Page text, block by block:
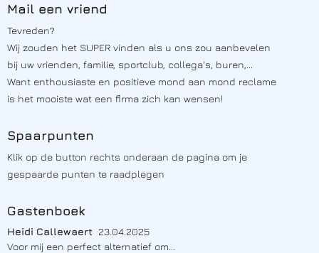
Mail een vriend
Tevreden?
Wij zouden het SUPER vinden als u ons zou aanbevelen
bij uw vrienden, familie, sportclub, collega's, buren,...
Want enthousiaste en positieve mond aan mond reclame
is het mooiste wat een firma zich kan wensen!
Spaarpunten
Klik op de button rechts onderaan de pagina om je
gespaarde punten te raadplegen
Gastenboek
Heidi Callewaert 23.04.2025
Voor mij een perfect alternatief om...